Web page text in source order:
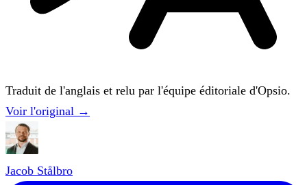
Traduit de l'anglais et relu par l'équipe éditoriale d'Opsio.
Voir l'original →
Jacob Stålbro